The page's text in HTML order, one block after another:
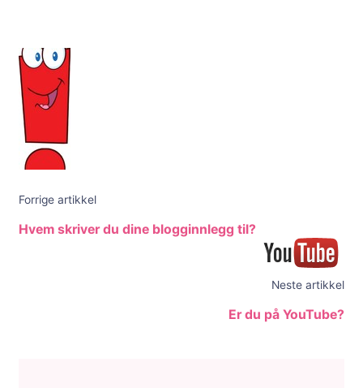
Innleggsnavigering
Forrige artikkel
Hvem skriver du dine blogginnlegg til?
Neste artikkel
Er du på YouTube?